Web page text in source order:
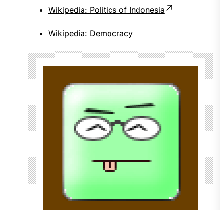
Wikipedia: Politics of Indonesia
Wikipedia: Democracy